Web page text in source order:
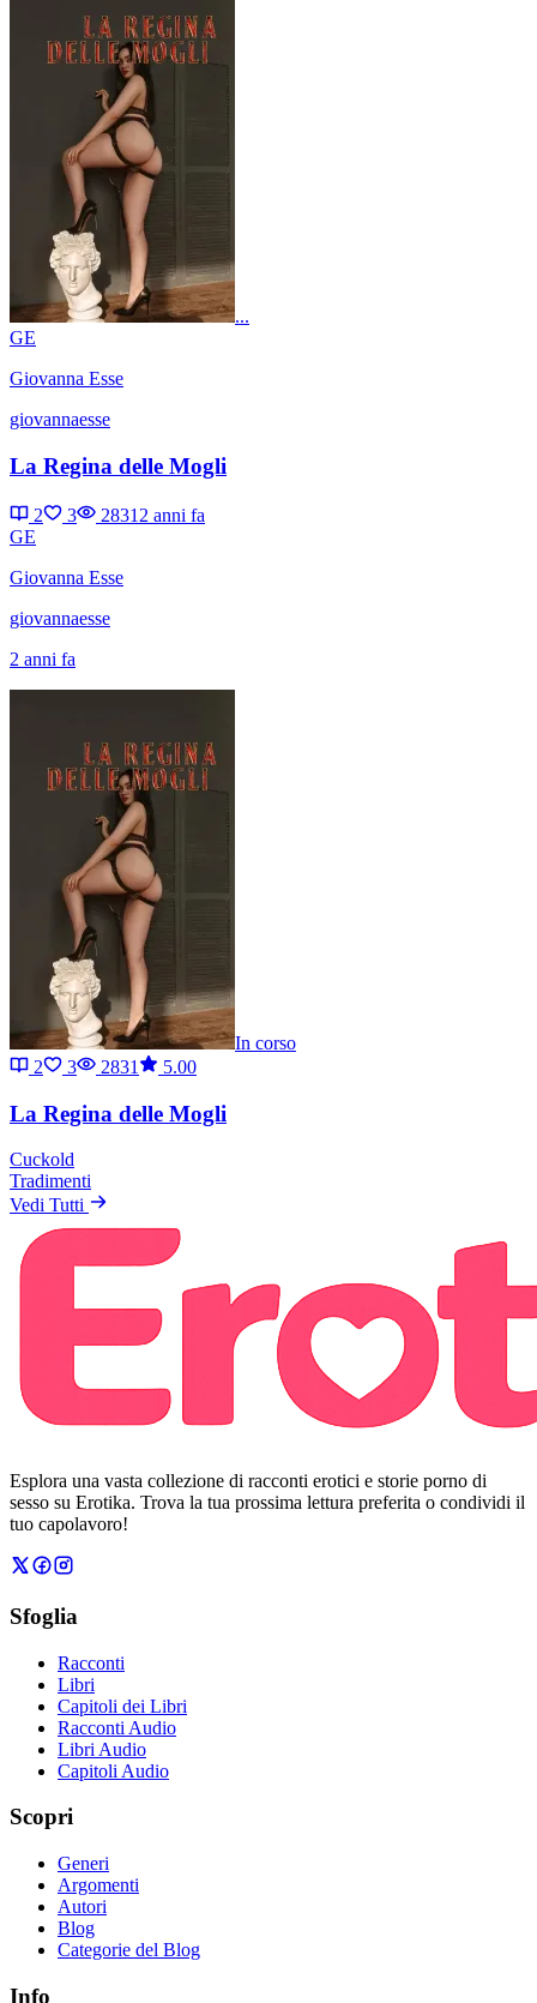
...
GE
Giovanna Esse
giovannaesse
La Regina delle Mogli
2 3 2831 2 anni fa
GE
Giovanna Esse
giovannaesse
2 anni fa
In corso
2
3 2831 5.00
La Regina delle Mogli
Cuckold
Tradimenti
Vedi Tutti
Esplora una vasta collezione di racconti erotici e storie porno di
sesso su Erotika. Trova la tua prossima lettura preferita o condividi il
tuo capolavoro!
Sfoglia
Racconti
Libri
Capitoli dei Libri
Racconti Audio
Libri Audio
Capitoli Audio
Scopri
Generi
Argomenti
Autori
Blog
Categorie del Blog
Info